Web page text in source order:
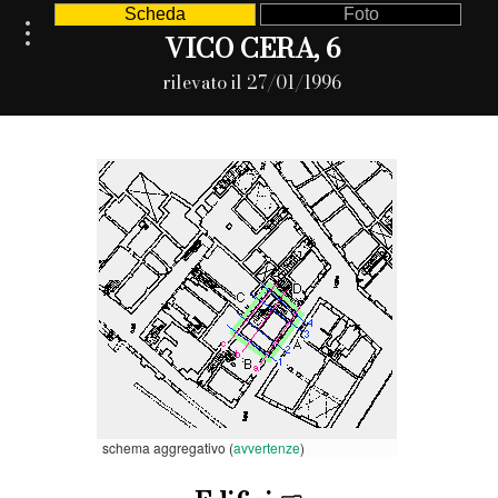
Scheda Foto
VICO CERA, 6
rilevato il 27/01/1996
schema aggregativo (avvertenze)